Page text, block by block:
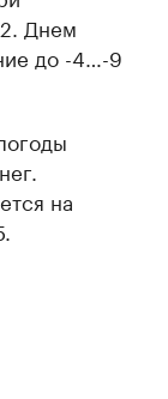
Днем
до -4…-9
на